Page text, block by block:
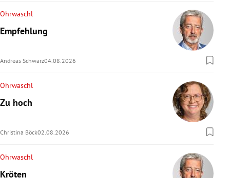
Ohrwaschl
Empfehlung
Andreas Schwarz04.08.2026
Ohrwaschl
Zu hoch
Christina Böck02.08.2026
Ohrwaschl
Kröten